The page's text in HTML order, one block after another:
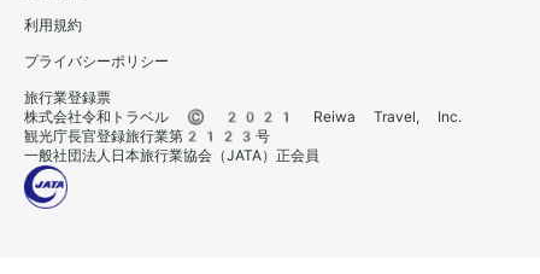
利用規約
プライバシーポリシー
旅行業登録票
株式会社令和トラベル © 2021 Reiwa Travel, Inc.
観光庁長官登録旅行業第2123号
一般社団法人日本旅行業協会（JATA）正会員